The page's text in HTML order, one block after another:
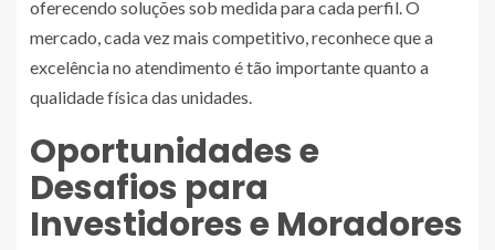
oferecendo soluções sob medida para cada perfil. O
mercado, cada vez mais competitivo, reconhece que a
excelência no atendimento é tão importante quanto a
qualidade física das unidades.
Oportunidades e
Desafios para
Investidores e Moradores